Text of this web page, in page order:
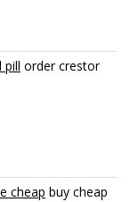
pill order crestor
cheap buy cheap